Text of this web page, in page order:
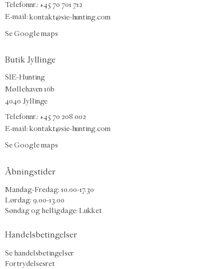
Telefonnr.: +45 70 701 712
E-mail: kontakt@sie-hunting.com
Se Google maps
Butik Jyllinge
SIE-Hunting
Møllehaven 16b
4040 Jyllinge
Telefonnr.: +45 70 208 002
E-mail: kontakt@sie-hunting.com
Se Google maps
Åbningstider
Mandag-Fredag: 10.00-17.30
Lørdag: 9.00-13.00
Søndag og helligdage: Lukket
Handelsbetingelser
Se handelsbetingelser
Fortrydelsesret